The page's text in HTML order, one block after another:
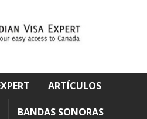
ARTÍCULOS
BANDAS SONORAS